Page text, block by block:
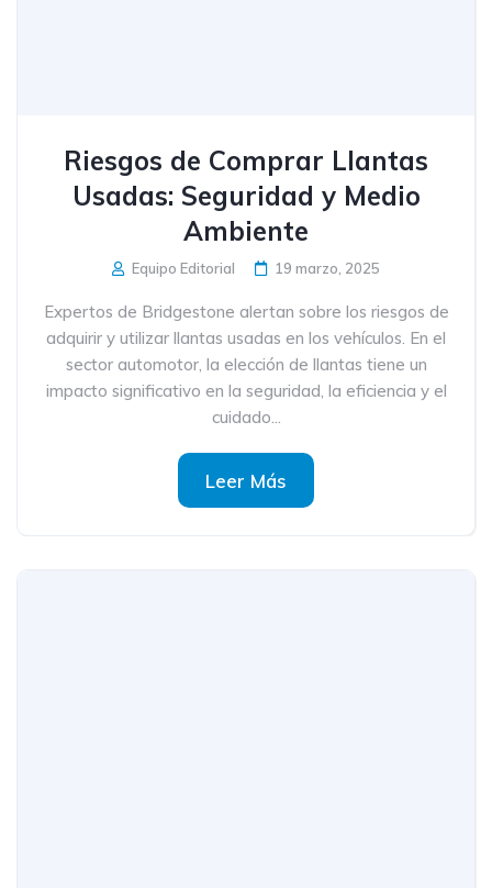
Riesgos de Comprar Llantas
Usadas: Seguridad y Medio
Ambiente
Equipo Editorial 19 marzo, 2025
Expertos de Bridgestone alertan sobre los riesgos de
adquirir y utilizar llantas usadas en los vehículos. En el
sector automotor, la elección de llantas tiene un
impacto significativo en la seguridad, la eficiencia y el
cuidado...
Leer Más